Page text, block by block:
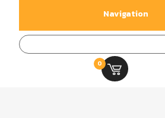
Navigation
0